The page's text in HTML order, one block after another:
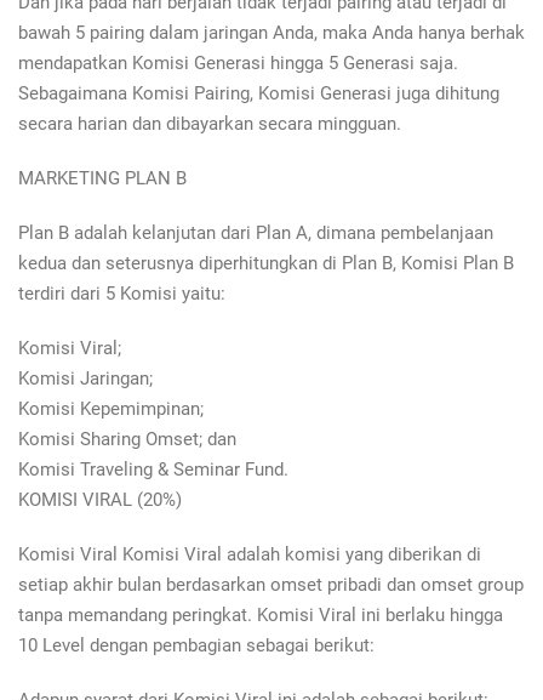
bawah 5 pairing dalam jaringan Anda, maka Anda hanya berhak
mendapatkan Komisi Generasi hingga 5 Generasi saja.
Sebagaimana Komisi Pairing, Komisi Generasi juga dihitung
secara harian dan dibayarkan secara mingguan.
MARKETING PLAN B
Plan B adalah kelanjutan dari Plan A, dimana pembelanjaan
kedua dan seterusnya diperhitungkan di Plan B, Komisi Plan B
terdiri dari 5 Komisi yaitu:
Komisi Viral;
Komisi Jaringan;
Komisi Kepemimpinan;
Komisi Sharing Omset; dan
Komisi Traveling & Seminar Fund.
KOMISI VIRAL (20%)
Komisi Viral Komisi Viral adalah komisi yang diberikan di
setiap akhir bulan berdasarkan omset pribadi dan omset group
tanpa memandang peringkat. Komisi Viral ini berlaku hingga
10 Level dengan pembagian sebagai berikut: